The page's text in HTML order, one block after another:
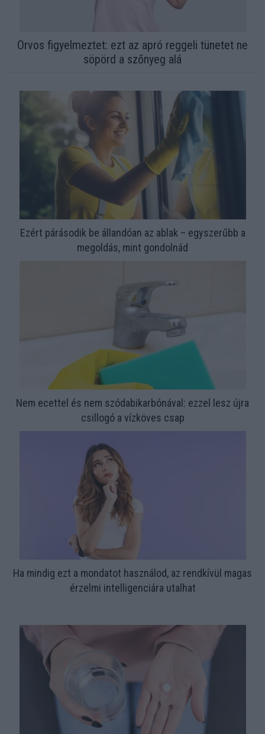
Orvos figyelmeztet: ezt az apró reggeli tünetet ne
söpörd a szőnyeg alá
Ezért párásodik be állandóan az ablak – egyszerűbb a
megoldás, mint gondolnád
Nem ecettel és nem szódabikarbónával: ezzel lesz újra
csillogó a vízköves csap
Ha mindig ezt a mondatot használod, az rendkívül magas
érzelmi intelligenciára utalhat